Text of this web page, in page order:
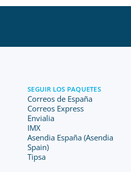
SEGUIR LOS PAQUETES
Correos de España
Correos Express
Envialia
IMX
Asendia España (Asendia
Spain)
Tipsa